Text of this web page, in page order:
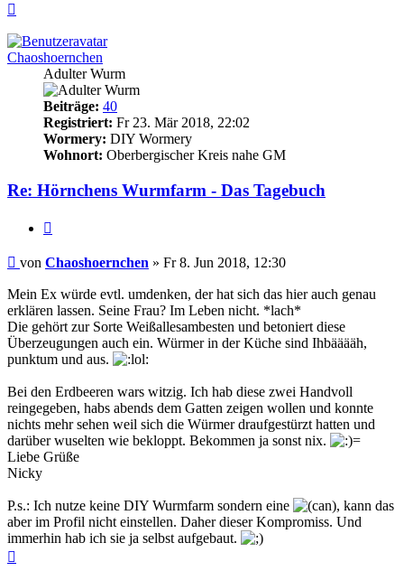
Chaoshoernchen
Adulter Wurm
Beiträge: 40
Registriert: Fr 23. Mär 2018, 22:02
Wormery: DIY Wormery
Wohnort: Oberbergischer Kreis nahe GM
Re: Hörnchens Wurmfarm - Das Tagebuch
Beitrag
von Chaoshoernchen » Fr 8. Jun 2018, 12:30
Mein Ex würde evtl. umdenken, der hat sich das hier auch genau
erklären lassen. Seine Frau? Im Leben nicht. *lach*
Die gehört zur Sorte Weißallesambesten und betoniert diese
Überzeugungen auch ein. Würmer in der Küche sind Ihbääääh,
punktum und aus.
Bei den Erdbeeren wars witzig. Ich hab diese zwei Handvoll
reingegeben, habs abends dem Gatten zeigen wollen und konnte
nichts mehr sehen weil sich die Würmer draufgestürzt hatten und
darüber wuselten wie bekloppt. Bekommen ja sonst nix.
Liebe Grüße
Nicky
P.s.: Ich nutze keine DIY Wurmfarm sondern eine
, kann das
aber im Profil nicht einstellen. Daher dieser Kompromiss. Und
immerhin hab ich sie ja selbst aufgebaut.